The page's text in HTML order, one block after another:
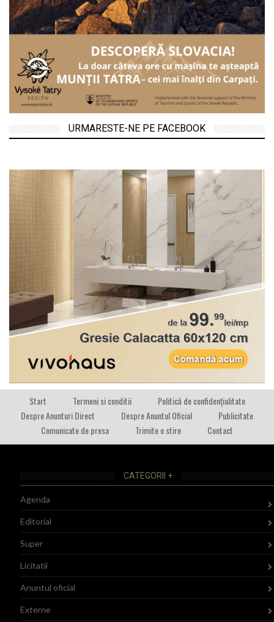
URMARESTE-NE PE FACEBOOK
Start Termeni si conditii
Politică de confidențialitate
Despre Anunturi Direct
Despre Anuntul Oficial
Publicitate
Comunicate de presa
Trimite o stire Contact
CATEGORII +
Agenda
Editorial
Super
Licitatii
Anuntul oficial
Externe